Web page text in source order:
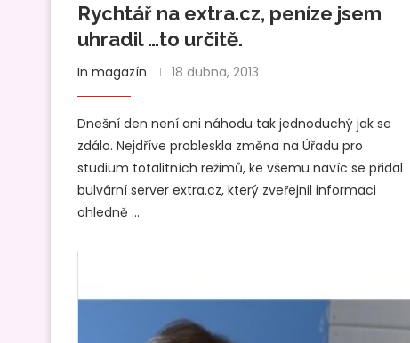
Rychtář na extra.cz, peníze jsem
uhradil …to určitě.
In magazín 18 dubna, 2013
Dnešní den není ani náhodu tak jednoduchý jak se
zdálo. Nejdříve probleskla změna na Úřadu pro
studium totalitních režimů, ke všemu navíc se přidal
bulvární server extra.cz, který zveřejnil informaci
ohledně …